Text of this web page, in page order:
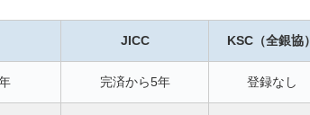
JICC KSC（全銀協）
完済から5年 登録なし